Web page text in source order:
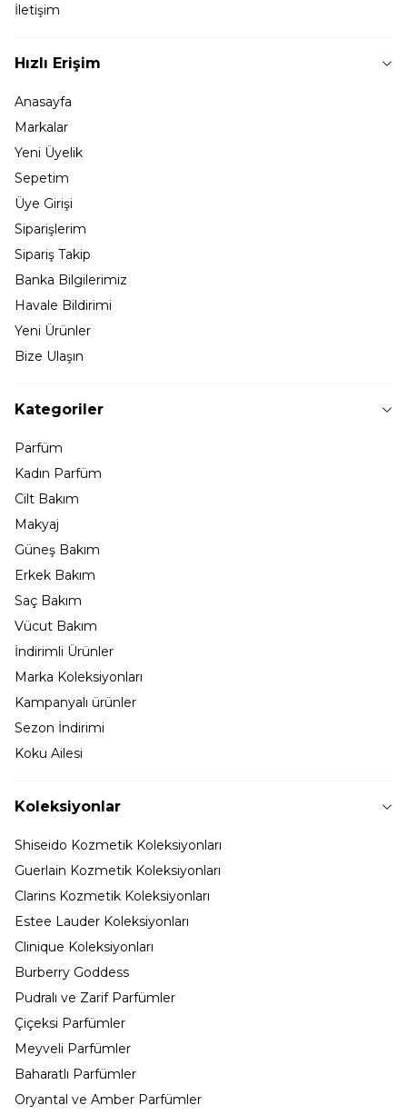
İletişim
Hızlı Erişim
Anasayfa
Markalar
Yeni Üyelik
Sepetim
Üye Girişi
Siparişlerim
Sipariş Takip
Banka Bilgilerimiz
Havale Bildirimi
Yeni Ürünler
Bize Ulaşın
Kategoriler
Parfüm
Kadın Parfüm
Cilt Bakım
Makyaj
Güneş Bakım
Erkek Bakım
Saç Bakım
Vücut Bakım
İndirimli Ürünler
Marka Koleksiyonları
Kampanyalı ürünler
Sezon İndirimi
Koku Ailesi
Koleksiyonlar
Shiseido Kozmetik Koleksiyonları
Guerlain Kozmetik Koleksiyonları
Clarins Kozmetik Koleksiyonları
Estee Lauder Koleksiyonları
Clinique Koleksiyonları
Burberry Goddess
Pudralı ve Zarif Parfümler
Çiçeksi Parfümler
Meyveli Parfümler
Baharatlı Parfümler
Oryantal ve Amber Parfümler